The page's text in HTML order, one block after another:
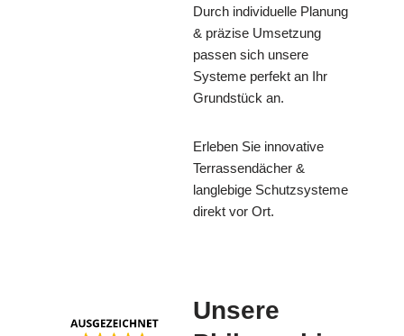
Durch individuelle Planung
& präzise Umsetzung
passen sich unsere
Systeme perfekt an Ihr
Grundstück an.
Erleben Sie innovative
Terrassendächer &
langlebige Schutzsysteme
direkt vor Ort.
Unsere